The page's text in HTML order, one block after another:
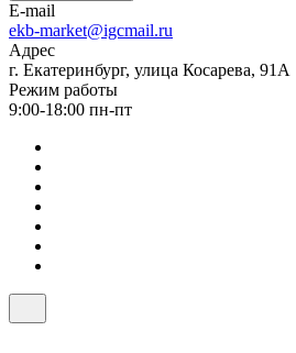
E-mail
ekb-market@igcmail.ru
Адрес
г. Екатеринбург, улица Косарева, 91А
Режим работы
9:00-18:00 пн-пт